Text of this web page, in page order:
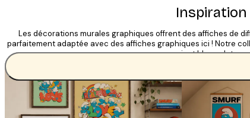
Les décorations murales graphiques offrent des affiches de
parfaitement adaptée avec des affiches graphiques ici ! Notre
en noir et blanc. Jetez